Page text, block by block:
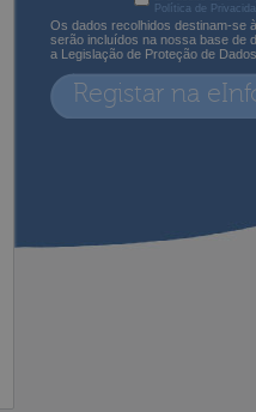
Política de
Os dados recolhidos destinam-se
serão incluídos na nossa base de
a Legislação de Proteção de
Registar na